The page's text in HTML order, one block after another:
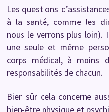
Les questions
à la santé, comme les
nous le verrons plus loin).
une seule et même
corps médical, à moins
responsabilités de chacun.
Bien sûr cela concerne
bien-être physique et